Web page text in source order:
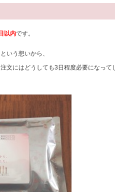
以内です。
いう想いから、
文にはどうしても3日程度必要になって